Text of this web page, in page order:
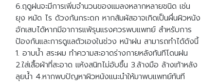
6.ฤดูฝนจะมีการเพิ่มจำนวนของแมลงหลากหลายชนิด เช่น
ยุง หมัด ไร ด้วงก้นกระดก หากสัมผัสอาจเกิดเป็นผื่นผิวหนัง
อักเสบได้หากมีอาการแพ้รุนแรงควรพบแพทย์ สำหรับการ
ป้องกันและการดูแลตัวเองในช่วง หน้าฝน สามารถทำได้ดังนี้
1. อาบน้ำ สระผม ทำความสะอาดร่างกายหลังทันทีโดนฝน
2.ใส่เสื้อผ้าที่สะอาด แห้งสนิทไม่อับชื้น 3.ล้างมือ ล้างเท้าหลัง
ลุยน้ำ 4.หากพบปัญหาผิวหนังแนะนำให้มาพบแพทย์ทันที